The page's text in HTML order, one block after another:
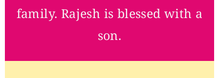
family. Rajesh is blessed with a
son.